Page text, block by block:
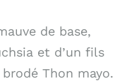
de base,
et d’un fils
Thon mayo.